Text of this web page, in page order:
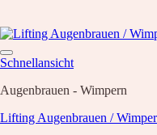
Schnellansicht
Augenbrauen - Wimpern
Lifting Augenbrauen /